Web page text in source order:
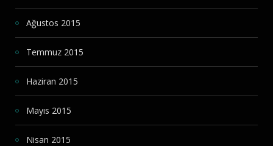
Ağustos 2015
Temmuz 2015
Haziran 2015
Mayıs 2015
Nisan 2015